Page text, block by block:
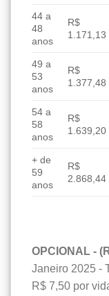
44 a
48
anos
R$
1.171,13
49 a
53
anos
R$
1.377,48
54 a
58
anos
R$
1.639,20
+ de
59
anos
R$
2.868,44
OPCIONAL -
Janeiro 2025 -
R$ 7,50 por